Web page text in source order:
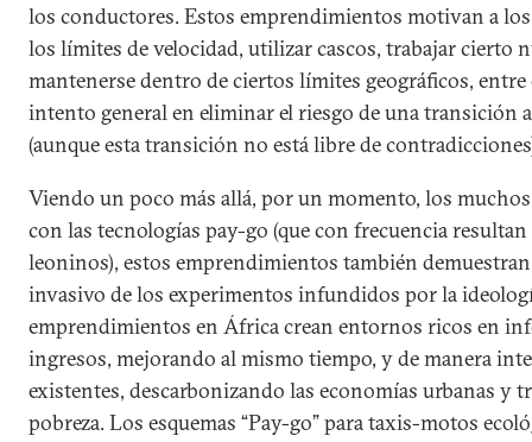
los conductores. Estos emprendimientos motivan a
los límites de velocidad, utilizar cascos, trabajar cierto
mantenerse dentro de ciertos límites geográficos,
intento general en eliminar el riesgo de una transición
(aunque esta transición no está libre de
Viendo un poco más allá, por un momento, los
con las tecnologías pay-go (que con frecuencia
leoninos), estos emprendimientos también
invasivo de los experimentos infundidos por la
emprendimientos en África crean entornos ricos en
ingresos, mejorando al mismo tiempo, y de manera
existentes, descarbonizando las economías urbanas y
pobreza. Los esquemas “Pay-go” para taxis-motos